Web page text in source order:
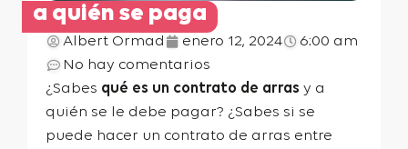
a quién se paga
Albert Ormad enero 12, 2024
6:00 am
No hay comentarios
¿Sabes qué es un contrato de arras y a
quién se le debe pagar? ¿Sabes si se
puede hacer un contrato de arras entre